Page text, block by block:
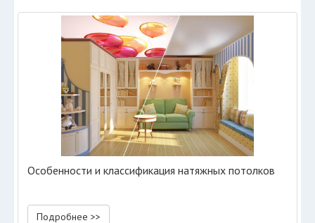
Особенности и классификация натяжных потолков
Подробнее >>